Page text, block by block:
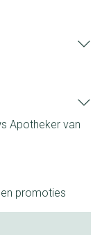
Apotheker van
promoties